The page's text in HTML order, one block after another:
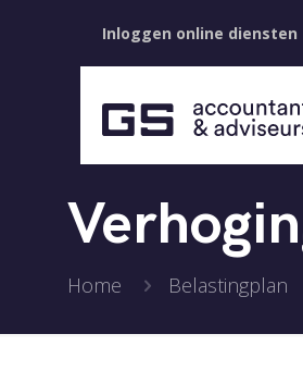
Inloggen online diensten
Home Belastingplan